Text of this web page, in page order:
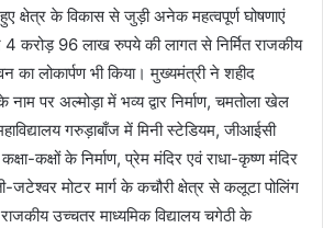
क्षेत्र के विकास से जुड़ी अनेक महत्वपूर्ण घोषणाएं
करोड़ 96 लाख रुपये की लागत से निर्मित राजकीय
का लोकार्पण भी किया। मुख्यमंत्री ने शहीद
नाम पर अल्मोड़ा में भव्य द्वार निर्माण, चमतोला खेल
गरुड़ाबाँज में मिनी स्टेडियम, जीआईसी
कक्षों के निर्माण, प्रेम मंदिर एवं राधा-कृष्ण मंदिर
जटेश्वर मोटर मार्ग के कचौरी क्षेत्र से कलूटा पोलिंग
उच्चतर माध्यमिक विद्यालय चगेठी के